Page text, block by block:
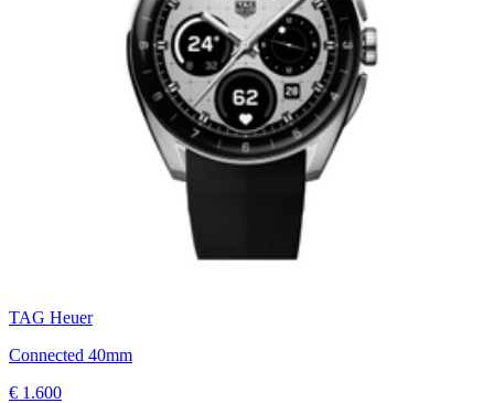
TAG Heuer
Connected 40mm
€ 1.600